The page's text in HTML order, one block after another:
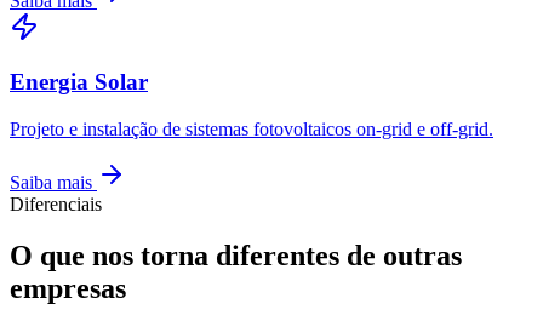
Energia Solar
Projeto e instalação de sistemas fotovoltaicos on-grid e off-grid.
Saiba mais
Diferenciais
O que nos torna diferentes de outras
empresas